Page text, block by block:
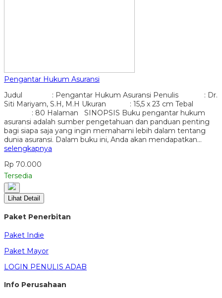
Pengantar Hukum Asuransi
Judul : Pengantar Hukum Asuransi Penulis : Dr.
Siti Mariyam, S.H, M.H Ukuran : 15,5 x 23 cm Tebal
: 80 Halaman SINOPSIS Buku pengantar hukum
asuransi adalah sumber pengetahuan dan panduan penting
bagi siapa saja yang ingin memahami lebih dalam tentang
dunia asuransi. Dalam buku ini, Anda akan mendapatkan…
selengkapnya
Rp 70.000
Tersedia
Lihat Detail
Paket Penerbitan
Paket Indie
Paket Mayor
LOGIN PENULIS ADAB
Info Perusahaan